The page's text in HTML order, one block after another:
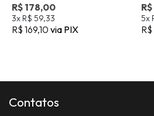
R$ 178,00
3x R$ 59,33
R$ 169,10 via PIX
5x
Contatos